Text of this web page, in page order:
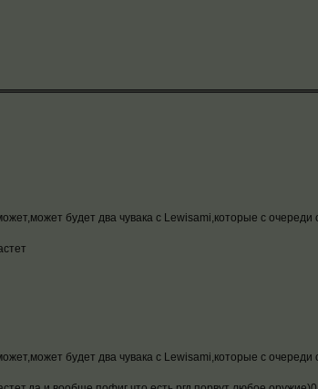
будет два чувака с Lewisami,которые с
будет два чувака с Lewisami,которые с